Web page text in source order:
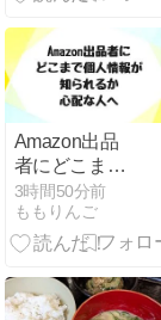
Amazon出品
者にどこまで
個人情報が知
られるか心配
な人へ
3時間50分前
ももりんご